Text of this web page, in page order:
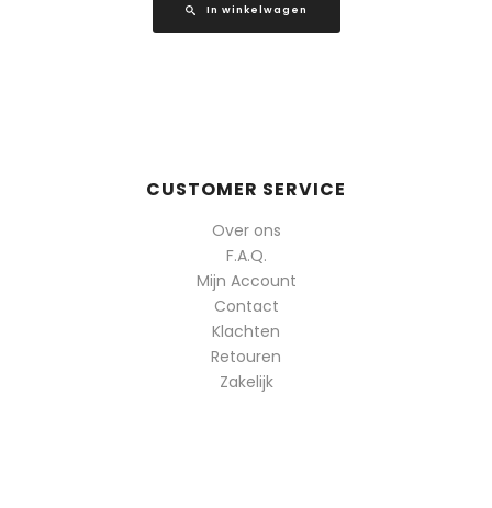
In winkelwagen
CUSTOMER SERVICE
Over ons
F.A.Q.
Mijn Account
Contact
Klachten
Retouren
Zakelijk